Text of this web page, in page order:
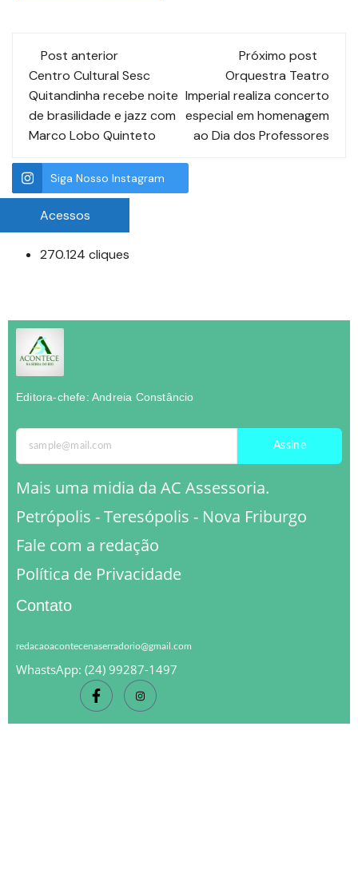
Post anterior
Centro Cultural Sesc
Quitandinha recebe noite
de brasilidade e jazz com
Marco Lobo Quinteto
Próximo post
Orquestra Teatro
Imperial realiza concerto
especial em homenagem
ao Dia dos Professores
Siga Nosso Instagram
Acessos
270.124 cliques
Editora-chefe: Andreia Constâncio
Assine
Mais uma midia da AC Assessoria.
Petrópolis - Teresópolis - Nova Friburgo
Fale com a redação
Política de Privacidade
Contato
redacaoacontecenaserradorio@gmail.com
WhastsApp: (24) 99287-1497